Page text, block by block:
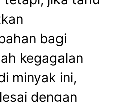
bagi
kegagalan
minyak ini,
dengan